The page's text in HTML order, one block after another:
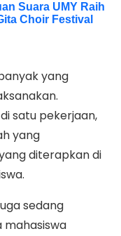
Suara UMY Raih
Choir Festival
yang
satu pekerjaan,
yang
diterapkan di
sedang